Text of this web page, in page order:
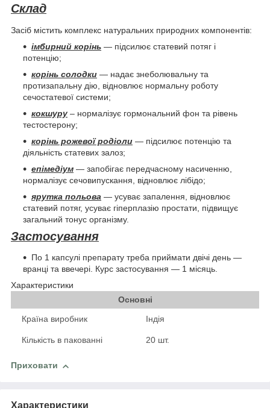
Склад
Засіб містить комплекс натуральних природних компонентів:
імбирний корінь — підсилює статевий потяг і
потенцію;
корінь солодки — надає знеболювальну та
протизапальну дію, відновлює нормальну роботу
сечостатевої системи;
кокшуру – нормалізує гормональний фон та рівень
тестостерону;
корінь рожевої родіоли — підсилює потенцію та
діяльність статевих залоз;
епімедіум — запобігає передчасному насиченню,
нормалізує сечовипускання, відновлює лібідо;
ярутка польова — усуває запалення, відновлює
статевий потяг, усуває гіперплазію простати, підвищує
загальний тонус організму.
Застосування
По 1 капсулі препарату треба приймати двічі день —
вранці та ввечері. Курс застосування — 1 місяць.
Характеристики
Основні
Країна виробник
Індія
Кількість в пакованні 20 шт.
Приховати
Характеристики